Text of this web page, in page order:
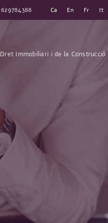
629784388 Ca En Fr It
Dret Immobiliari i de la Construcció